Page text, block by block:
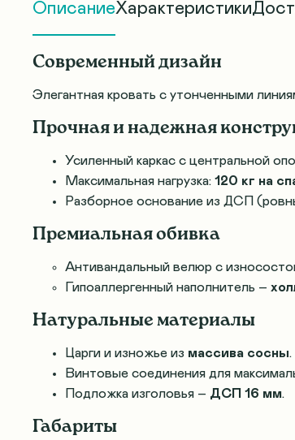
ОписаниеХарактеристики
Современный дизайн
Элегантная кровать с утонченными
Прочная и надежная
Усиленный каркас с центральной
Максимальная нагрузка: 120 кг на
Разборное основание из ДСП
Премиальная обивка
Антивандальный велюр с
Гипоаллергенный наполнитель –
Натуральные материалы
Царги и изножье из массива сосны.
Винтовые соединения для
Подложка изголовья – ДСП 16 мм.
Габариты